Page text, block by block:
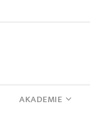
AKADEMIE